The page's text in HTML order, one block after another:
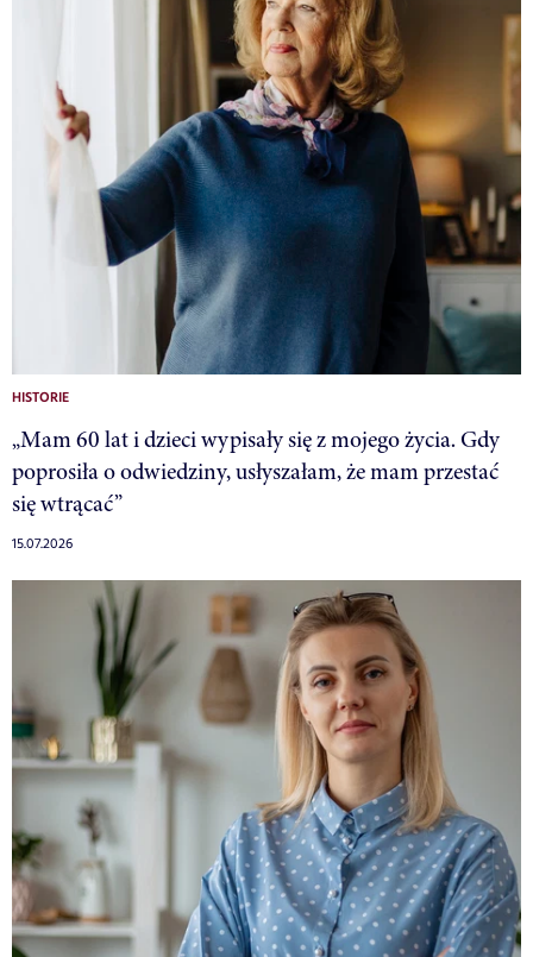
HISTORIE
„Mam 60 lat i dzieci wypisały się z mojego życia. Gdy
poprosiła o odwiedziny, usłyszałam, że mam przestać
się wtrącać”
15.07.2026